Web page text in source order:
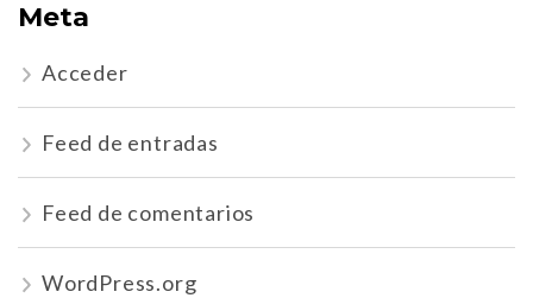
Meta
Acceder
Feed de entradas
Feed de comentarios
WordPress.org